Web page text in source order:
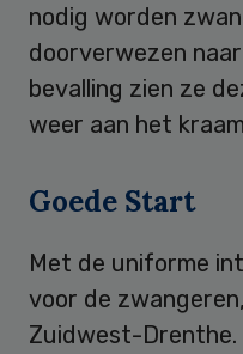
nodig worden
doorverwezen
bevalling zien ze
weer aan het
Goede Start
Met de uniforme
voor de
Zuidwest-Drenthe.